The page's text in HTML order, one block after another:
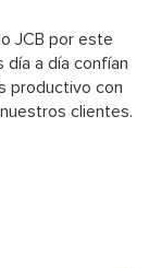
JCB por este
a día confían
productivo con
clientes.